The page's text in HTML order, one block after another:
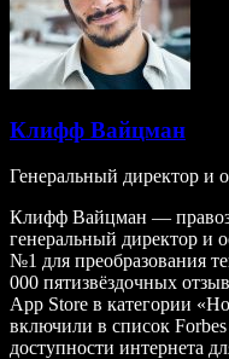
Клифф Вайцман
Генеральный директор и
Клифф Вайцман —
генеральный директор и
№1 для преобразования
000 пятизвёздочных
App Store в категории
включили в список
доступности интернета